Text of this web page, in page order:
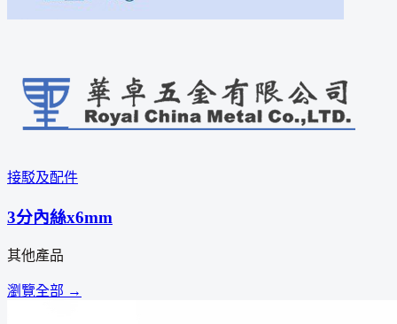
接駁及配件
3分內絲x6mm
其他產品
瀏覽全部 →